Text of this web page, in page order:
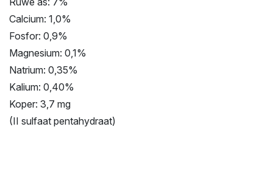
Calcium: 1,0%
Fosfor: 0,9%
Magnesium: 0,1%
Natrium: 0,35%
Kalium: 0,40%
Koper: 3,7 mg
(II sulfaat pentahydraat)